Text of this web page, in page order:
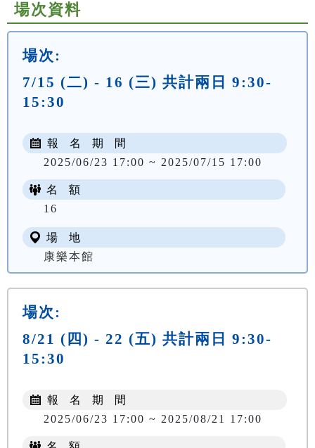
場次資料
場次:
7/15 (二) - 16 (三) 共計兩日 9:30-
15:30
報 名 期 間
2025/06/23 17:00 ~ 2025/07/15 17:00
名 額
16
場 地
康樂本館
場次:
8/21 (四) - 22 (五) 共計兩日 9:30-
15:30
報 名 期 間
2025/06/23 17:00 ~ 2025/08/21 17:00